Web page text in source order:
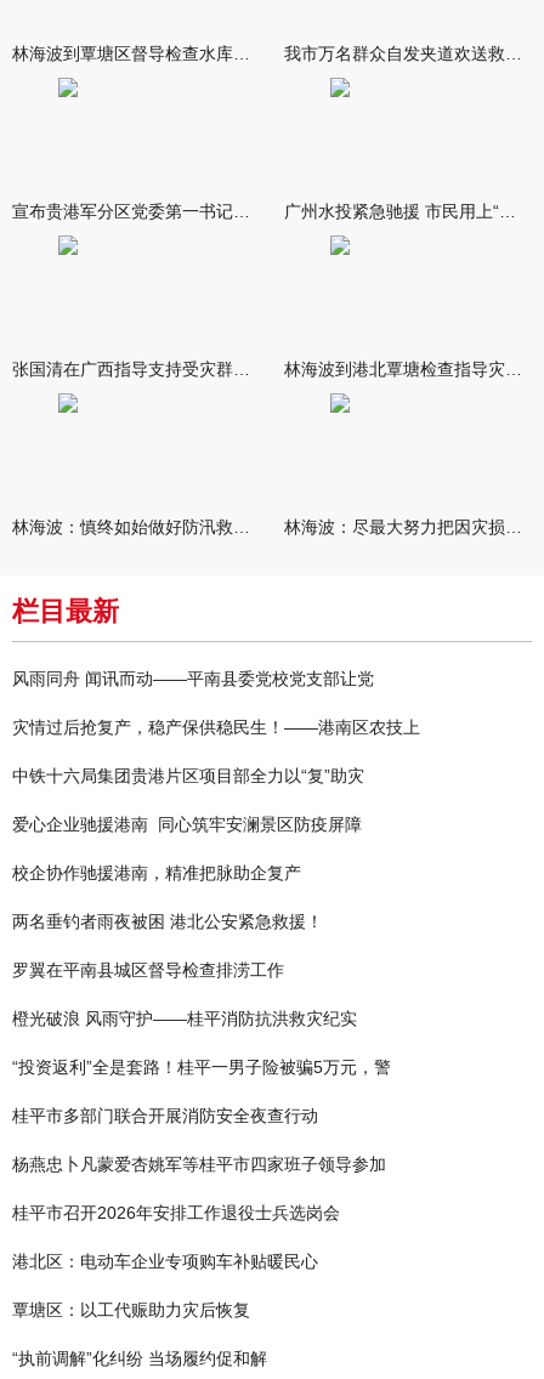
栏目最新
风雨同舟 闻讯而动——平南县委党校党支部让党
灾情过后抢复产，稳产保供稳民生！——港南区农技上
中铁十六局集团贵港片区项目部全力以“复”助灾
爱心企业驰援港南 同心筑牢安澜景区防疫屏障
校企协作驰援港南，精准把脉助企复产
两名垂钓者雨夜被困 港北公安紧急救援！
罗翼在平南县城区督导检查排涝工作
橙光破浪 风雨守护——桂平消防抗洪救灾纪实
“投资返利”全是套路！桂平一男子险被骗5万元，警
桂平市多部门联合开展消防安全夜查行动
杨燕忠卜凡蒙爱杏姚军等桂平市四家班子领导参加
桂平市召开2026年安排工作退役士兵选岗会
港北区：电动车企业专项购车补贴暖民心
覃塘区：以工代赈助力灾后恢复
“执前调解”化纠纷 当场履约促和解